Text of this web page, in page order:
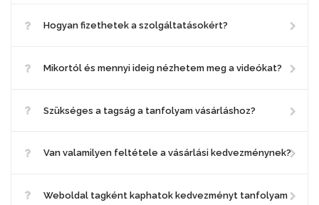
Hogyan fizethetek a szolgáltatásokért?
Mikortól és mennyi ideig nézhetem meg a videókat?
Szükséges a tagság a tanfolyam vásárláshoz?
Van valamilyen feltétele a vásárlási kedvezménynek?
Weboldal tagként kaphatok kedvezményt tanfolyam